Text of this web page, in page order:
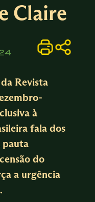
Claire
Revista
à
fala dos
pauta
do
a urgência